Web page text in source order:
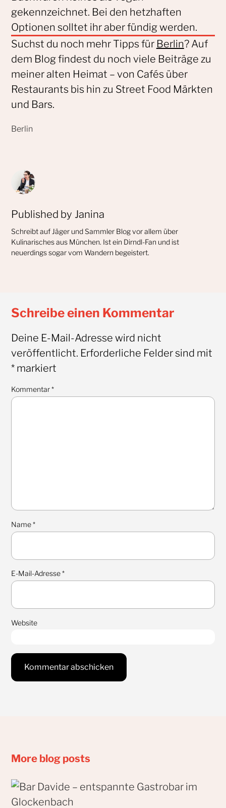
gekennzeichnet. Bei den hetzhaften
Optionen solltet ihr aber fündig werden.
Suchst du noch mehr Tipps für Berlin? Auf
dem Blog findest du noch viele Beiträge zu
meiner alten Heimat – von Cafés über
Restaurants bis hin zu Street Food Märkten
und Bars.
Published by Janina
Schreibt auf Jäger und Sammler Blog vor allem über
Kulinarisches aus München. Ist ein Dirndl-Fan und ist
neuerdings sogar vom Wandern begeistert.
Schreibe einen Kommentar
Deine E-Mail-Adresse wird nicht
veröffentlicht. Erforderliche Felder sind mit
*markiert
Kommentar*
Name*
E-Mail-Adresse*
Website
More blog posts